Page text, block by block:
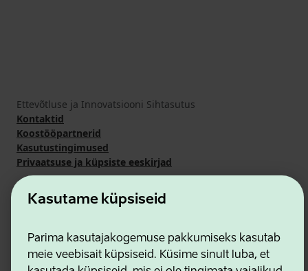
Kasutame küpsiseid
Parima kasutajakogemuse pakkumiseks kasutab
meie veebisait küpsiseid. Küsime sinult luba, et
Ettevõtluse ja Innovatsiooni Sihtasutus
Kontaktid
Koostööpartnerid
Kasutustingimused
Privaatsuse ja küpsiste eeskirjad